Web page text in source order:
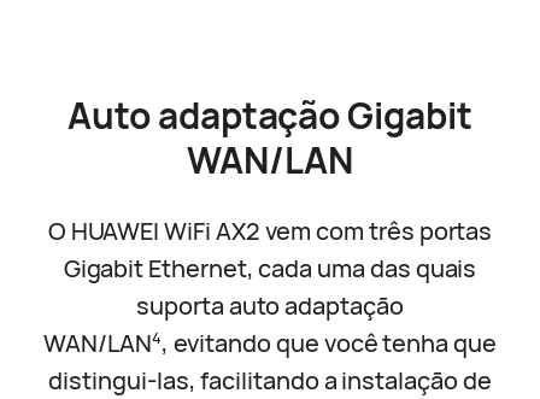
Auto adaptação Gigabit
WAN/LAN
O HUAWEI WiFi AX2 vem com três portas
Gigabit Ethernet, cada uma das quais
suporta auto adaptação
WAN/LAN4, evitando que você tenha que
distingui-las, facilitando a instalação de